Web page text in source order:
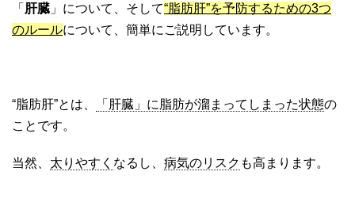
「 肝臓 」について、そして“脂肪肝”を予防するための3つ
のルールについて、簡単にご説明しています。
“脂肪肝”とは、 「肝臓」に脂肪が溜まってしまった状態の
ことです。
当然、 太りやすく なるし、 病気のリスク も高まります。